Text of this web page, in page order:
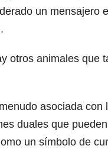
un mensajero
otros animales que
asociada
duales que
un símbolo de